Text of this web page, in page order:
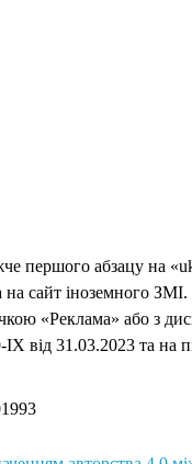
першого абзацу на
сайт іноземного ЗМІ.
«Реклама» або з
від 31.03.2023 та на